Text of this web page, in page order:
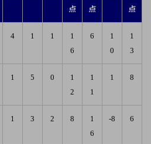
点
点
点
4 1 1
1
6
6
1
0
1
3
1 5 0
1
2
1
1
1 8
1 3 2 8
1
6
-8 6